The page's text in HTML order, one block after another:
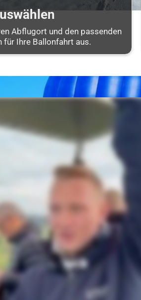
Abflugort und den passenden
für Ihre Ballonfahrt aus.